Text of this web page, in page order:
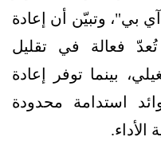
بي"، وتبيّن أن إعادة
تُعدّ فعالة في تقليل
بينما توفر إعادة
استدامة محدودة
الأداء.